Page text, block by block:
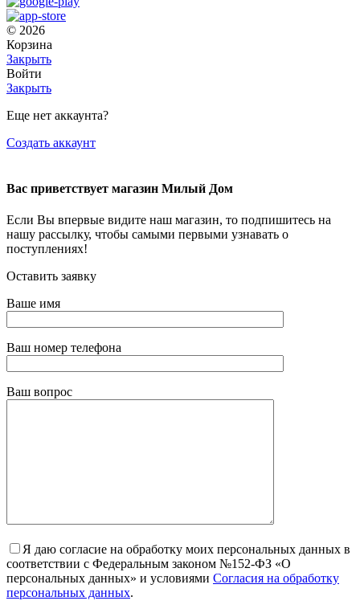
© 2026
Корзина
Закрыть
Войти
Закрыть
Еще нет аккаунта?
Создать аккаунт
Вас приветствует магазин Милый Дом
Если Вы впервые видите наш магазин, то подпишитесь на
нашу рассылку, чтобы самыми первыми узнавать о
поступлениях!
Оставить заявку
Ваше имя
Ваш номер телефона
Ваш вопрос
Я даю согласие на обработку моих персональных данных в
соответствии с Федеральным законом №152-ФЗ «О
персональных данных» и условиями Согласия на обработку
персональных данных.